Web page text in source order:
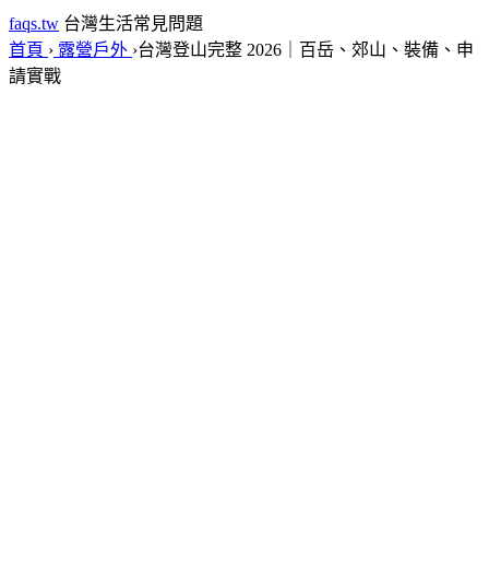
faqs.tw 台灣生活常見問題
首頁 › 露營戶外 ›台灣登山完整 2026｜百岳、郊山、裝備、申
請實戰